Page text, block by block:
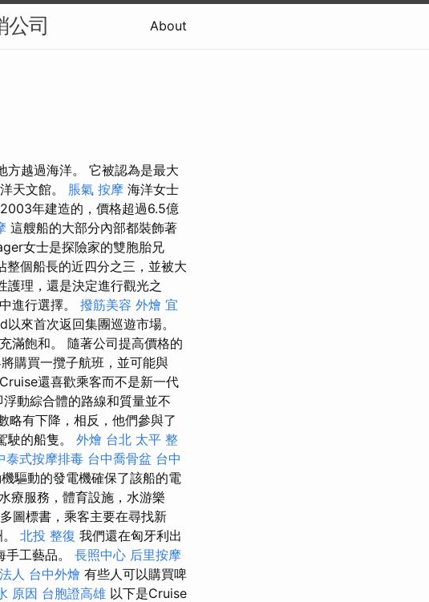
公司 About
方越過海洋。 它被認為是最大
天文館。 脹氣 按摩 海洋女士
年建造的，價格超過6.5億
這艘船的大部分內部都裝飾著
女士是探險家的雙胞胎兄
整個船長的近四分之三，並被大
護理，還是決定進行觀光之
進行選擇。 撥筋美容 外燴 宜
來首次返回集團巡遊市場。
滿飽和。 隨著公司提高價格的
購買一攬子航班，並可能與
Cruise還喜歡乘客而不是新一代
動綜合體的路線和質量並不
略有下降，相反，他們參與了
駛的船隻。 外燴 台北 太平 整
泰式按摩排毒 台中喬骨盆 台中
驅動的發電機確保了該船的電
療服務，體育設施，水游樂
圖標書，乘客主要在尋找新
北投 整復 我們還在匈牙利出
工藝品。 長照中心 后里按摩
人 台中外燴 有些人可以購買啤
原因 台胞證高雄 以下是Cruise